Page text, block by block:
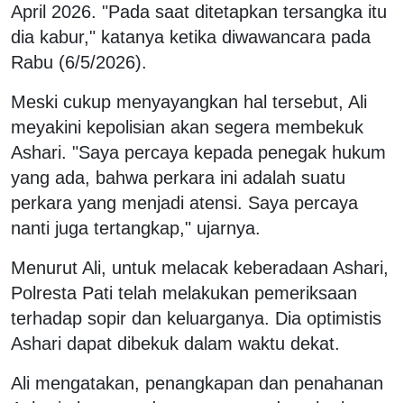
April 2026. "Pada saat ditetapkan tersangka itu
dia kabur," katanya ketika diwawancara pada
Rabu (6/5/2026).
Meski cukup menyayangkan hal tersebut, Ali
meyakini kepolisian akan segera membekuk
Ashari. "Saya percaya kepada penegak hukum
yang ada, bahwa perkara ini adalah suatu
perkara yang menjadi atensi. Saya percaya
nanti juga tertangkap," ujarnya.
Menurut Ali, untuk melacak keberadaan Ashari,
Polresta Pati telah melakukan pemeriksaan
terhadap sopir dan keluarganya. Dia optimistis
Ashari dapat dibekuk dalam waktu dekat.
Ali mengatakan, penangkapan dan penahanan